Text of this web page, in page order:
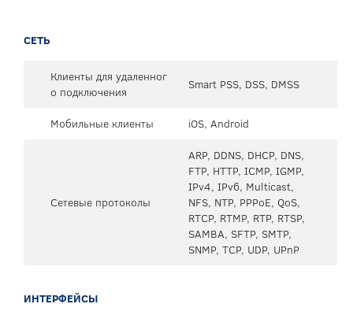
СЕТЬ
Клиенты для удаленног
о подключения
Smart PSS, DSS, DMSS
Мобильные клиенты iOS, Android
Сетевые протоколы
ARP, DDNS, DHCP, DNS,
FTP, HTTP, ICMP, IGMP,
IPv4, IPv6, Multicast,
NFS, NTP, PPPoE, QoS,
RTCP, RTMP, RTP, RTSP,
SAMBA, SFTP, SMTP,
SNMP, TCP, UDP, UPnP
ИНТЕРФЕЙСЫ